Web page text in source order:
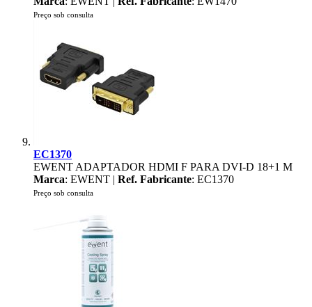
Preço sob consulta
EC1370
EWENT ADAPTADOR HDMI F PARA DVI-D 18+1 M
Marca: EWENT | Ref. Fabricante: EC1370
Preço sob consulta